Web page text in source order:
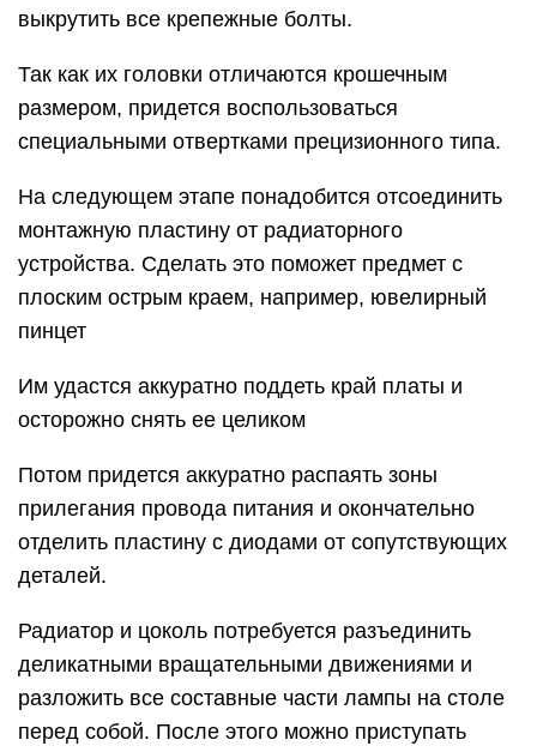
выкрутить все крепежные болты.
Так как их головки отличаются крошечным
размером, придется воспользоваться
специальными отвертками прецизионного типа.
На следующем этапе понадобится отсоединить
монтажную пластину от радиаторного
устройства. Сделать это поможет предмет с
плоским острым краем, например, ювелирный
пинцет
Им удастся аккуратно поддеть край платы и
осторожно снять ее целиком
Потом придется аккуратно распаять зоны
прилегания провода питания и окончательно
отделить пластину с диодами от сопутствующих
деталей.
Радиатор и цоколь потребуется разъединить
деликатными вращательными движениями и
разложить все составные части лампы на столе
перед собой. После этого можно приступать